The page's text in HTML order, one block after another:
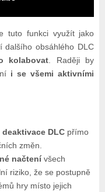
tuto funkci využít jako
dalšího obsáhlého DLC
kolabovat . Raději by
i se všemi aktivními
deaktivace DLC přímo
změn.
načtenívšech
riziko, že se postupně
hry místo jejich